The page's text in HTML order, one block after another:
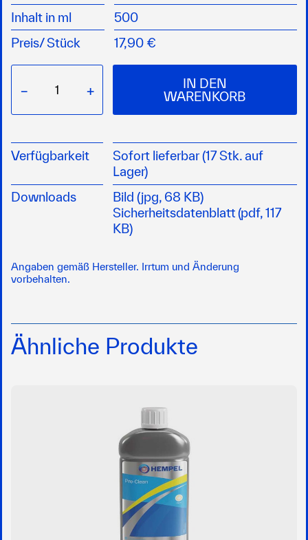
Inhalt in ml
500
Preis/Stück 17,90 €
− +
IN DEN
WARENKORB
Verfügbarkeit
Sofort lieferbar (17 Stk. auf
Lager)
Downloads
Bild (jpg, 68 KB)
Sicherheitsdatenblatt (pdf, 117
KB)
Angaben gemäß Hersteller. Irrtum und Änderung
vorbehalten.
Ähnliche Produkte